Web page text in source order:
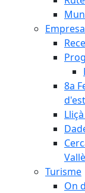
8a
Turisme
On